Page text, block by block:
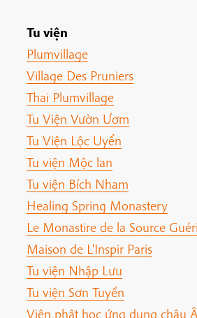
Tu viện
Plumvillage
Village Des Pruniers
Thai Plumvillage
Tu Viện Vườn Ươm
Tu Viện Lộc Uyển
Tu viện Mộc lan
Tu viện Bích Nham
Healing Spring Monastery
Le Monastire de la Source
Maison de L'Inspir Paris
Tu viện Nhập Lưu
Tu viện Sơn Tuyền
Viện phật học ứng dụng châu